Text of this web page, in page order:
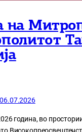
на
06.07.2026
година, во